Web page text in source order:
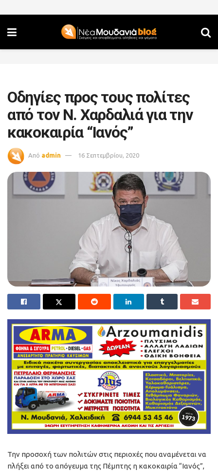
Οδηγίες προς τους πολίτες
από τον Ν. Χαρδαλιά για την
κακοκαιρία “Ιανός”
Από admin 16 Σεπτεμβρίου, 2020
Την προσοχή των πολιτών στις περιοχές που αναμένεται να
πλήξει από το απόγευμα της Πέμπτης η κακοκαιρία “Ιανός”,